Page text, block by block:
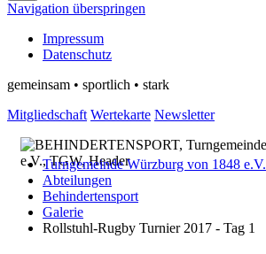
Navigation überspringen
Impressum
Datenschutz
gemeinsam • sportlich • stark
Mitgliedschaft Wertekarte Newsletter
Turngemeinde Würzburg von 1848 e.V.
Abteilungen
Behindertensport
Galerie
Rollstuhl-Rugby Turnier 2017 - Tag 1